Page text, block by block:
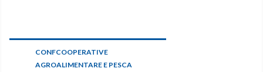
CONFCOOPERATIVE
AGROALIMENTARE E PESCA